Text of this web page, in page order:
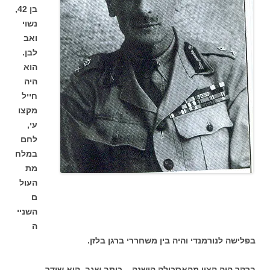
בן 42,
נשוי
ואב
לבן.
הוא
היה
חייל
מקצו
עי,
לחם
במלח
מת
העול
ם
השניי
ה
בפלישה לנורמנדי והיה בין משחררי ברגן בלזן.